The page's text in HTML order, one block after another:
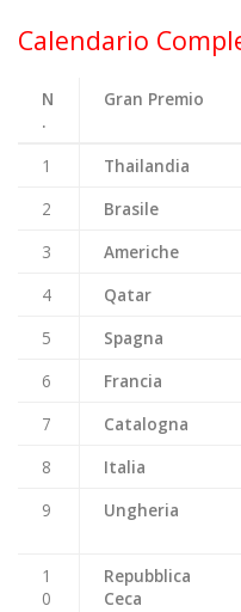
Calendario
N
.
Gran Premio
1 Thailandia
2
Brasile
3
Americhe
4
Qatar
5
Spagna
6
Francia
7
Catalogna
8
Italia
9
Ungheria
1
0
Repubblica
Ceca